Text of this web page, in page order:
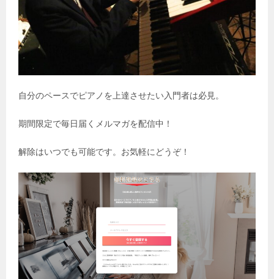
自分のペースでピアノを上達させたい入門者は必見。
期間限定で毎日届くメルマガを配信中！
解除はいつでも可能です。お気軽にどうぞ！